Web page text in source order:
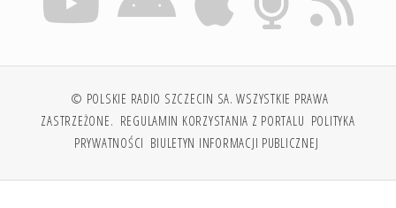
© POLSKIE RADIO SZCZECIN SA. WSZYSTKIE PRAWA
ZASTRZEŻONE. REGULAMIN KORZYSTANIA Z PORTALU POLITYKA
PRYWATNOŚCI BIULETYN INFORMACJI PUBLICZNEJ